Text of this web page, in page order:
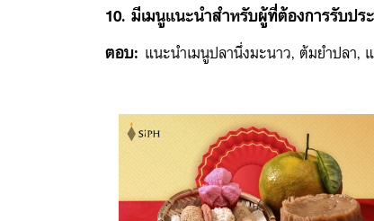
10. มีเมนูแนะนำสำหรับผู้ที่ต้องการรับป
ตอบ: แนะนำเมนูปลานึ่งมะนาว, ต้มยำปลา,